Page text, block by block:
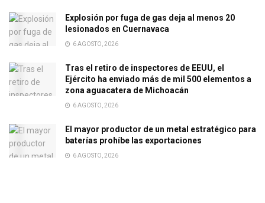
Explosión por fuga de gas deja al menos 20
lesionados en Cuernavaca
6 AGOSTO, 2026
Tras el retiro de inspectores de EEUU, el
Ejército ha enviado más de mil 500 elementos a
zona aguacatera de Michoacán
6 AGOSTO, 2026
El mayor productor de un metal estratégico para
baterías prohíbe las exportaciones
6 AGOSTO, 2026